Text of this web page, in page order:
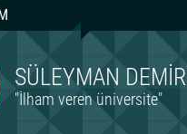
SÜLEYMAN
"İlham veren üniversite"